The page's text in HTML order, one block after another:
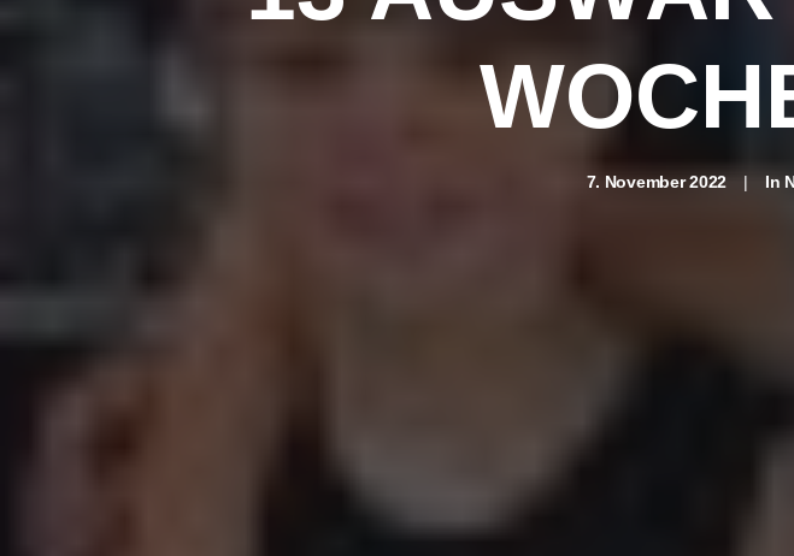
7. November 2022 | In